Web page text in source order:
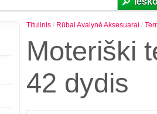
Titulinis / Rūbai Avalynė Aksesuarai /
Moteriški
42 dydis